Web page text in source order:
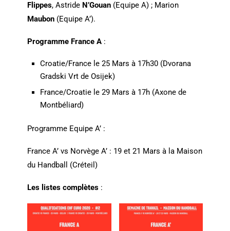
Flippes, Astride N’Gouan(Equipe A) ; Marion
Maubon(Equipe A’).
Programme France A:
Croatie/France le 25 Mars à 17h30 (Dvorana
Gradski Vrt de Osijek)
France/Croatie le 29 Mars à 17h (Axone de
Montbéliard)
Programme Equipe A’ :
France A’ vs Norvège A’ : 19 et 21 Mars à la Maison
du Handball (Créteil)
Les listes complètes: